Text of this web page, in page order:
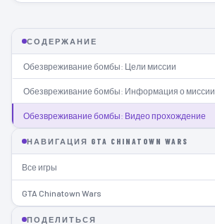
СОДЕРЖАНИЕ
Обезвреживание бомбы: Цели миссии
Обезвреживание бомбы: Информация о миссии
Обезвреживание бомбы: Видео прохождение
НАВИГАЦИЯ GTA CHINATOWN WARS
Все игры
GTA Chinatown Wars
ПОДЕЛИТЬСЯ